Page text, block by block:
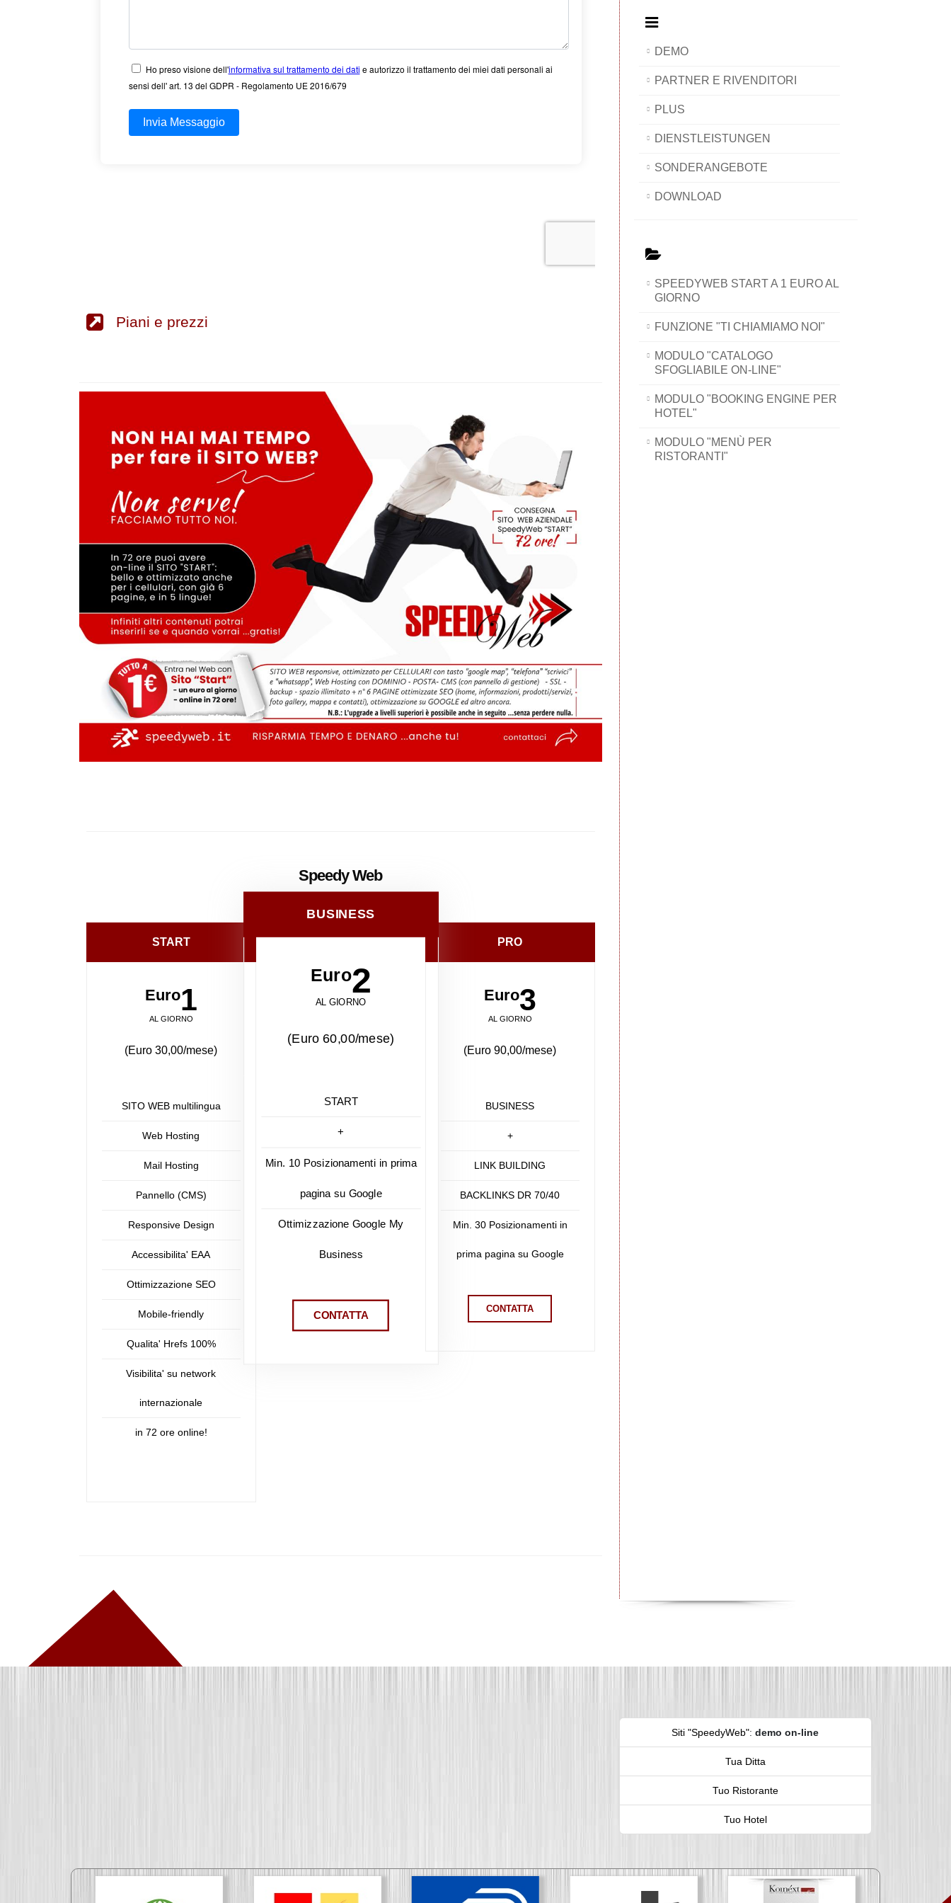
Piani e prezzi
SpeedyWeb
START
Euro1
AL GIORNO
(Euro 30,00/mese)
SITO WEB multilingua
Web Hosting
Mail Hosting
Pannello (CMS)
Responsive Design
Accessibilita' EAA
Ottimizzazione SEO
Mobile-friendly
Qualita' Hrefs 100%
Visibilita' su network
internazionale
in 72 ore online!
BUSINESS
Euro2
AL GIORNO
(Euro 60,00/mese)
START
+
Min. 10 Posizionamenti in prima
pagina su Google
Ottimizzazione Google My
Business
CONTATTA
PRO
Euro3
AL GIORNO
(Euro 90,00/mese)
BUSINESS
+
LINK BUILDING
BACKLINKS DR 70/40
Min. 30 Posizionamenti in
prima pagina su Google
CONTATTA
DEMO
PARTNER E RIVENDITORI
PLUS
DIENSTLEISTUNGEN
SONDERANGEBOTE
DOWNLOAD
SPEEDYWEB START A 1 EURO AL
GIORNO
FUNZIONE "TI CHIAMIAMO NOI"
MODULO "CATALOGO
SFOGLIABILE ON-LINE"
MODULO "BOOKING ENGINE PER
HOTEL"
MODULO "MENÙ PER
RISTORANTI"
Siti "SpeedyWeb":demo on-line
Tua Ditta
Tuo Ristorante
Tuo Hotel